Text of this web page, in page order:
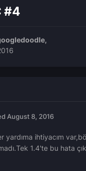
#4
,
August 8, 2016
yardıma ihtiyacım
1.4'te bu hata